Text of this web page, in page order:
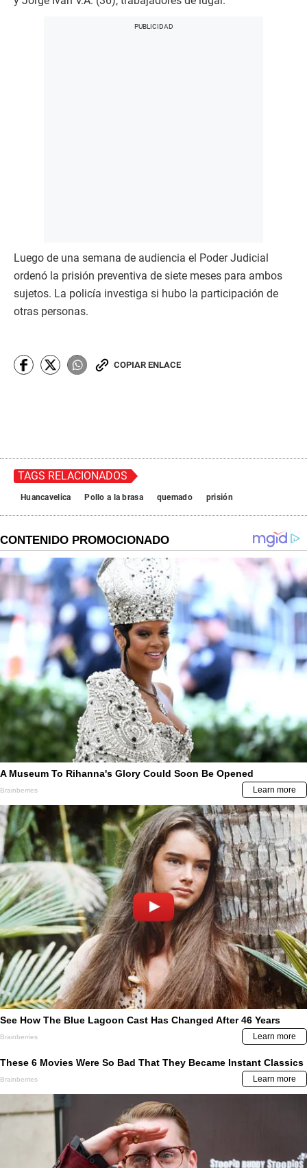
Luego de una semana de audiencia el Poder Judicial
ordenó la prisión preventiva de siete meses para ambos
sujetos. La policía investiga si hubo la participación de
otras personas.
COPIAR ENLACE
TAGS RELACIONADOS
Huancavelica Pollo a la brasa quemado prisión